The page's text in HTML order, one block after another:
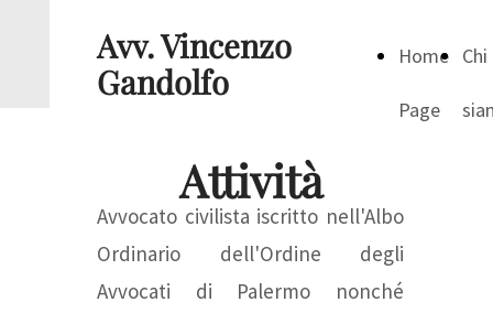
Home
Page
Chi
Avv. Vincenzo
Gandolfo
Attività
Avvocato civilista iscritto nell'Albo
Ordinario dell'Ordine degli
Avvocati di Palermo nonché